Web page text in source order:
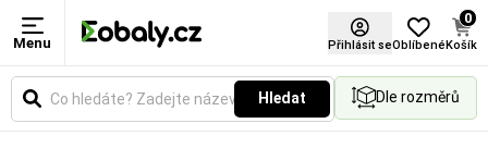
Menu Přihlásit seOblíbené
0
Košík
Hledat Dle rozměrů